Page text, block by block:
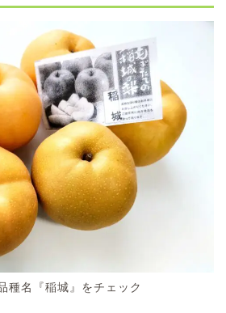
種名『稲城』をチェック